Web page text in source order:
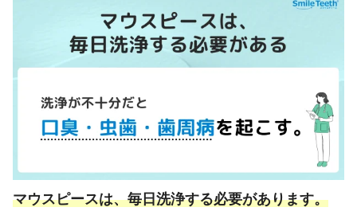
マウスピースは、毎日洗浄する必要があります。